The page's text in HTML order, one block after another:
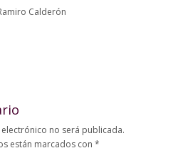
Calderón
no será publicada.
están marcados con *